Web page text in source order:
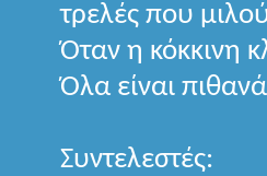
τρελές που
Όταν η κόκκινη
Όλα είναι
Συντελεστές: